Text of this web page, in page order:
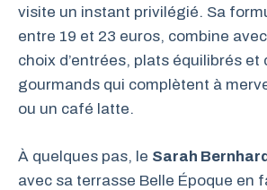
visite un instant privilégié. Sa
entre 19 et 23 euros, combine
choix d’entrées, plats équilibrés et
gourmands qui complètent à
ou un café latte.
À quelques pas, le Sarah
avec sa terrasse Belle Époque en